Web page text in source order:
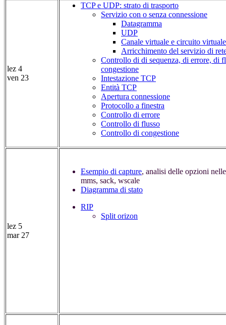
lez 4
ven 23
TCP e UDP: strato di trasporto
Servizio con o senza connessione
Datagramma
UDP
Canale virtuale e circuito virtuale
Arricchimento del servizio di
Controllo di di sequenza, di errore, di
congestione
Intestazione TCP
Entità TCP
Apertura connessione
Protocollo a finestra
Controllo di errore
Controllo di flusso
Controllo di congestione
lez 5
mar 27
Esempio di capture, analisi delle opzioni
mms, sack, wscale
Diagramma di stato
RIP
Split orizon